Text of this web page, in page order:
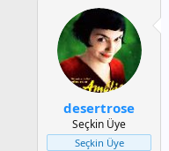
desertrose
Seçkin Üye
Seçkin Üye